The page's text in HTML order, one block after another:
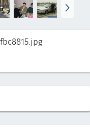
В
п
р